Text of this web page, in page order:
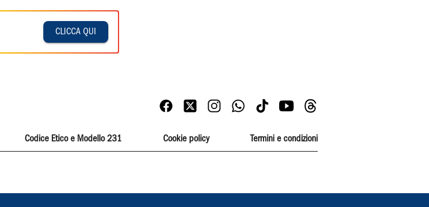
CLICCA QUI
Codice Etico e Modello 231 Cookie policy Termini e condizioni